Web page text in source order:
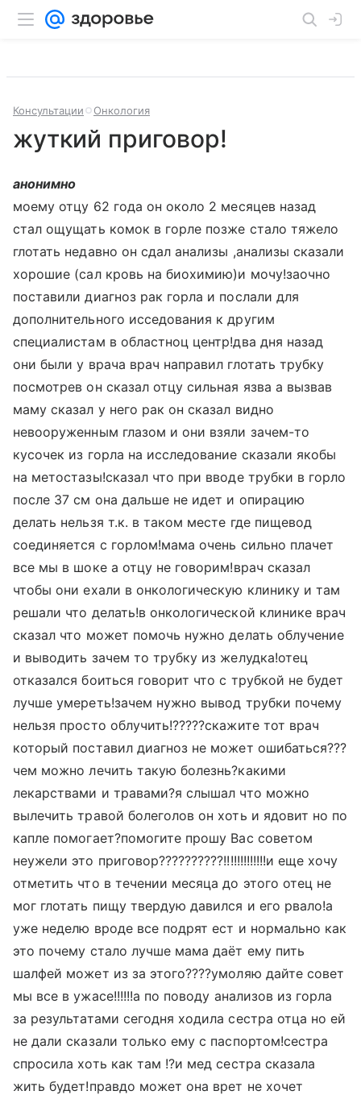
Консультации Онкология
жуткий приговор!
анонимно
моему отцу 62 года он около 2 месяцев назад
стал ощущать комок в горле позже стало тяжело
глотать недавно он сдал анализы ,анализы сказали
хорошие (сал кровь на биохимию)и мочу!заочно
поставили диагноз рак горла и послали для
дополнительного исседования к другим
специалистам в областноц центр!два дня назад
они были у врача врач направил глотать трубку
посмотрев он сказал отцу сильная язва а вызвав
маму сказал у него рак он сказал видно
невооруженным глазом и они взяли зачем-то
кусочек из горла на исследование сказали якобы
на метостазы!сказал что при вводе трубки в горло
после 37 см она дальше не идет и опирацию
делать нельзя т.к. в таком месте где пищевод
соединяется с горлом!мама очень сильно плачет
все мы в шоке а отцу не говорим!врач сказал
чтобы они ехали в онкологическую клинику и там
решали что делать!в онкологической клинике врач
сказал что может помочь нужно делать облучение
и выводить зачем то трубку из желудка!отец
отказался боиться говорит что с трубкой не будет
лучше умереть!зачем нужно вывод трубки почему
нельзя просто облучить!?????скажите тот врач
который поставил диагноз не может ошибаться???
чем можно лечить такую болезнь?какими
лекарствами и травами?я слышал что можно
вылечить травой болеголов он хоть и ядовит но по
капле помогает?помогите прошу Вас советом
неужели это приговор??????????!!!!!!!!!!!!!и еще хочу
отметить что в течении месяца до этого отец не
мог глотать пищу твердую давился и его рвало!а
уже неделю вроде все подрят ест и нормально как
это почему стало лучше мама даёт ему пить
шалфей может из за этого????умоляю дайте совет
мы все в ужасе!!!!!!а по поводу анализов из горла
за результатами сегодня ходила сестра отца но ей
не дали сказали только ему с паспортом!сестра
спросила хоть как там !?и мед сестра сказала
жить будет!правдо может она врет не хочет